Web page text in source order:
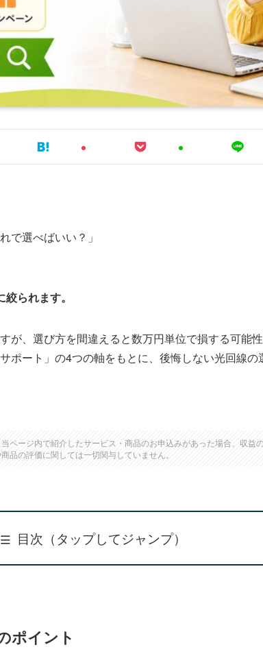
で選べばいい？」
られます。
が、選び方を間違えると数万円単位で損する可能
ポート」の4つの軸をもとに、後悔しない光回線の
ページ内で紹介したサービス・商品のお申込みがあった場合、収益
品の評価に関しては一切関与していません。
目次（タップしてジャンプ）
ポイント